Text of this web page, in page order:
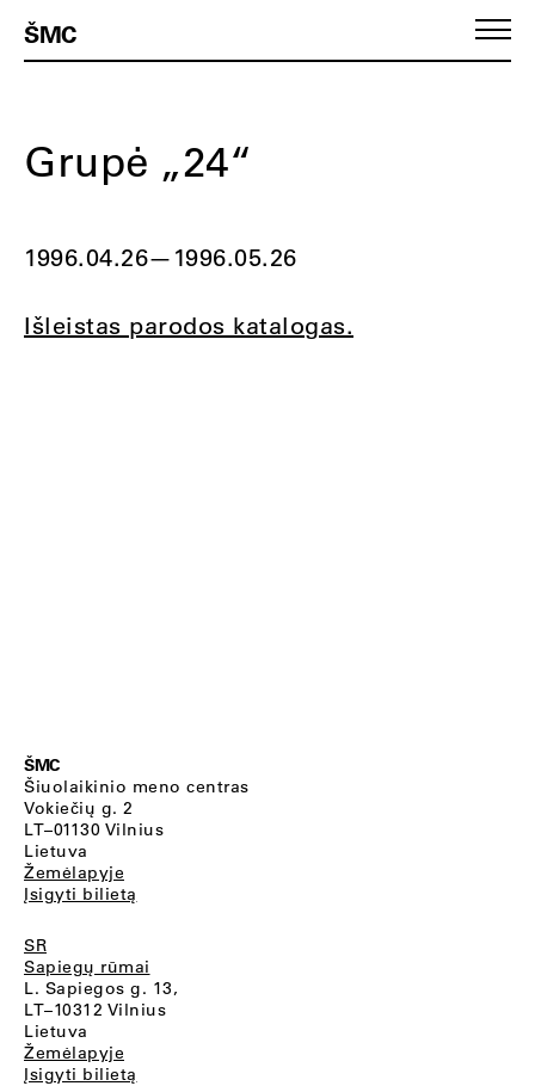
ŠMC
Grupė „24“
1996.04.26— 1996.05.26
Išleistas parodos katalogas.
ŠMC
Šiuolaikinio meno centras
Vokiečių g. 2
LT–01130 Vilnius
Lietuva
Žemėlapyje
Įsigyti bilietą
SR
Sapiegų rūmai
L. Sapiegos g. 13,
LT–10312 Vilnius
Lietuva
Žemėlapyje
Įsigyti bilietą